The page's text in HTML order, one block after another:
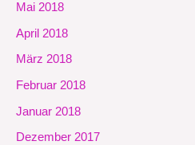
Mai 2018
April 2018
März 2018
Februar 2018
Januar 2018
Dezember 2017